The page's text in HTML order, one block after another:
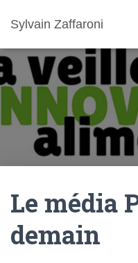
Sylvain Zaffaroni
Le média
demain